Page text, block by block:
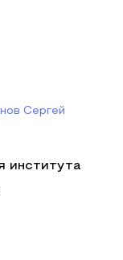
Сергей
института